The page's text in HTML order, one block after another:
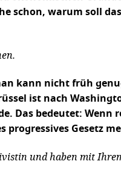
schon, warum soll
kann nicht früh
ist nach
Das bedeutet:
progressives Gesetz
und haben mit